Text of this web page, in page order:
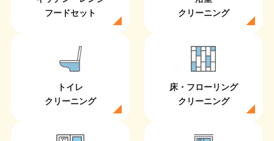
フードセット
クリーニング
トイレ
クリーニング
床・フローリング
クリーニング